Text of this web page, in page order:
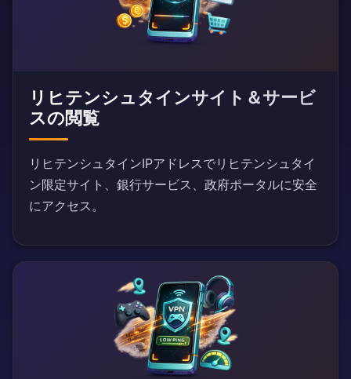
リヒテンシュタインサイト＆サービ
スの閲覧
リヒテンシュタインIPアドレスでリヒテンシュタイ
ン限定サイト、銀行サービス、政府ポータルに安全
にアクセス。